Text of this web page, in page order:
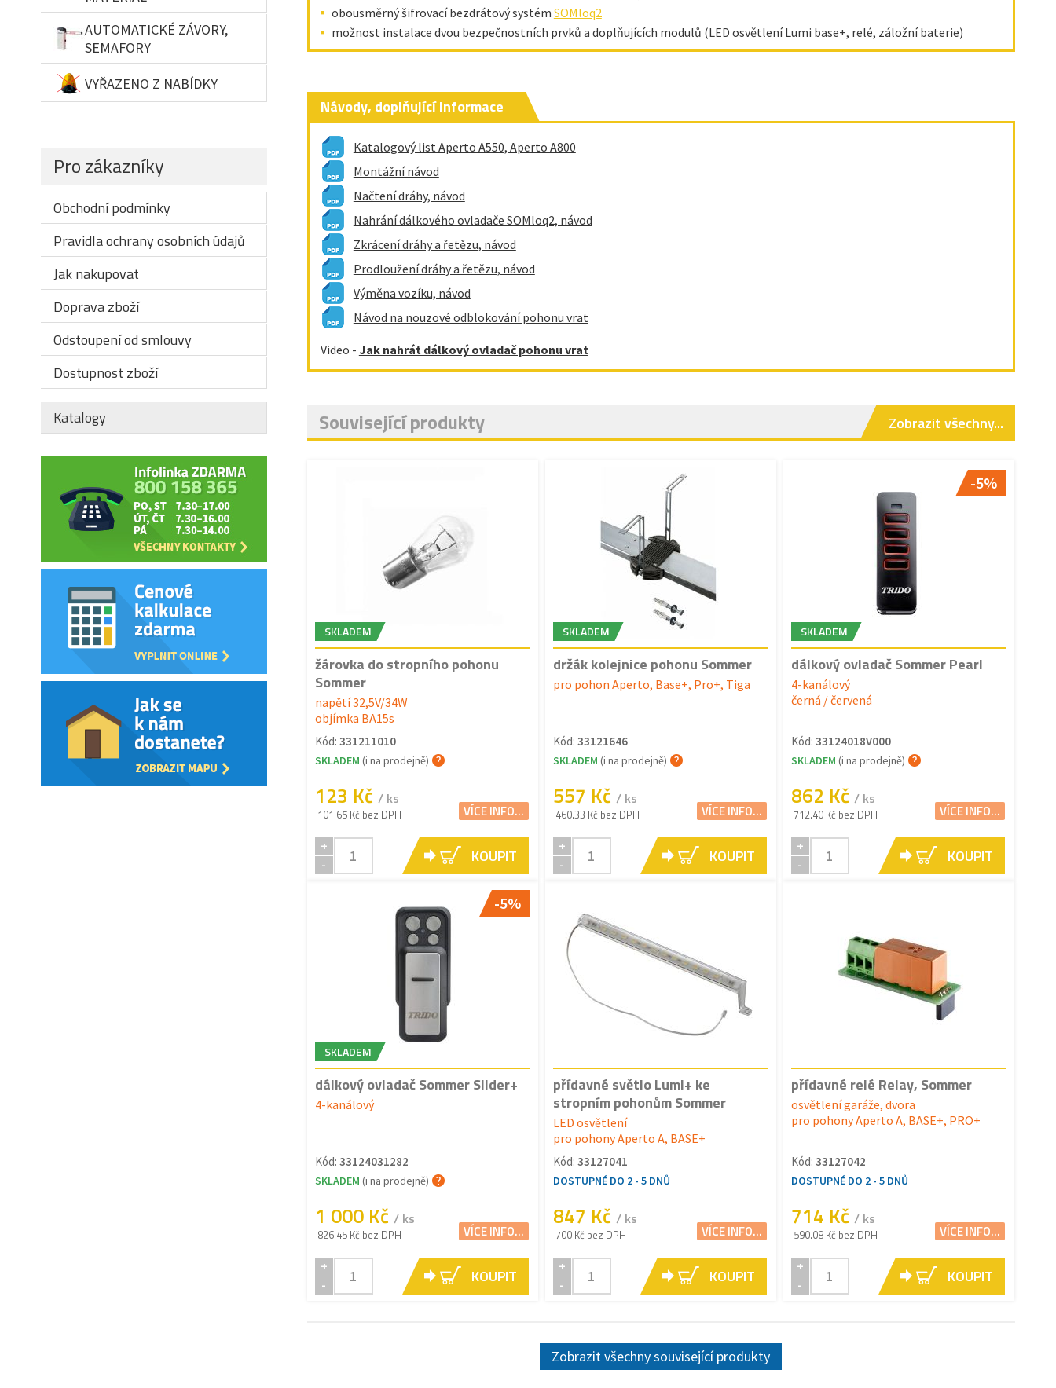
AUTOMATICKÉ ZÁVORY,
SEMAFORY
VYŘAZENO Z NABÍDKY
Pro zákazníky
Obchodní podmínky
Pravidla ochrany osobních údajů
Jak nakupovat
Doprava zboží
Odstoupení od smlouvy
Dostupnost zboží
Katalogy
obousměrný šifrovací bezdrátový systém SOMloq2
možnost instalace dvou bezpečnostních prvků a doplňujících modulů (LED osvětlení Lumi base+, relé, záložní baterie)
Návody, doplňující informace
Katalogový list Aperto A550, Aperto A800
Montážní návod
Načtení dráhy, návod
Nahrání dálkového ovladače SOMloq2, návod
Zkrácení dráhy a řetězu, návod
Prodloužení dráhy a řetězu, návod
Výměna vozíku, návod
Návod na nouzové odblokování pohonu vrat
Video - Jak nahrát dálkový ovladač pohonu vrat
Související produkty Zobrazit všechny...
SKLADEM
žárovka do stropního pohonu
Sommer
napětí 32,5V/34W
objímka BA15s
Kód: 331211010
SKLADEM (i na prodejně)
123 Kč / ks
101.65 Kč bez DPH VÍCE INFO...
+
-
KOUPIT
SKLADEM
držák kolejnice pohonu Sommer
pro pohon Aperto, Base+, Pro+, Tiga
Kód: 33121646
SKLADEM (i na prodejně)
557 Kč / ks
460.33 Kč bez DPH VÍCE INFO...
+
-
KOUPIT
-5%
SKLADEM
dálkový ovladač Sommer Pearl
4-kanálový
černá / červená
Kód: 33124018V000
SKLADEM (i na prodejně)
862 Kč / ks
712.40 Kč bez DPH VÍCE INFO...
+
-
KOUPIT
-5%
SKLADEM
dálkový ovladač Sommer Slider+
4-kanálový
Kód: 33124031282
SKLADEM (i na prodejně)
1 000 Kč / ks
826.45 Kč bez DPH VÍCE INFO...
+
-
KOUPIT
přídavné světlo Lumi+ ke
stropním pohonům Sommer
LED osvětlení
pro pohony Aperto A, BASE+
Kód: 33127041
DOSTUPNÉ DO 2 - 5 DNŮ
847 Kč / ks
700 Kč bez DPH VÍCE INFO...
+
-
KOUPIT
přídavné relé Relay, Sommer
osvětlení garáže, dvora
pro pohony Aperto A, BASE+, PRO+
Kód: 33127042
DOSTUPNÉ DO 2 - 5 DNŮ
714 Kč / ks
590.08 Kč bez DPH VÍCE INFO...
+
-
KOUPIT
Zobrazit všechny související produkty